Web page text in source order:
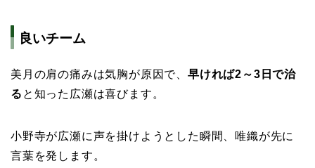
良いチーム
美月の肩の痛みは気胸が原因で、 早ければ2～3日で治
る と知った広瀬は喜びます。
小野寺が広瀬に声を掛けようとした瞬間、唯織が先に
言葉を発します。